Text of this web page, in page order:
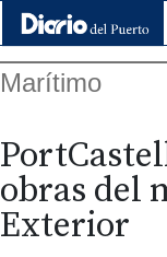
Marítimo
obras del
Exterior